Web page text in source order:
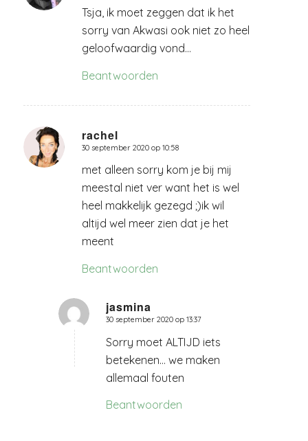
Tsja, ik moet zeggen dat ik het
sorry van Akwasi ook niet zo heel
geloofwaardig vond…
Beantwoorden
rachel
zegt:
30 september 2020 op 10:58
met alleen sorry kom je bij mij
meestal niet ver want het is wel
heel makkelijk gezegd ;)ik wil
altijd wel meer zien dat je het
meent
Beantwoorden
jasmina
zegt:
30 september 2020 op 13:37
Sorry moet ALTIJD iets
betekenen… we maken
allemaal fouten
Beantwoorden